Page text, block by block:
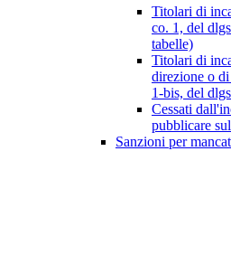
Titolari di
co. 1, del
tabelle)
Titolari di
direzione o
1-bis, del
Cessati
pubblicare
Sanzioni per